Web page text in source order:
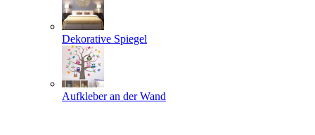
Dekorative Spiegel
Aufkleber an der Wand